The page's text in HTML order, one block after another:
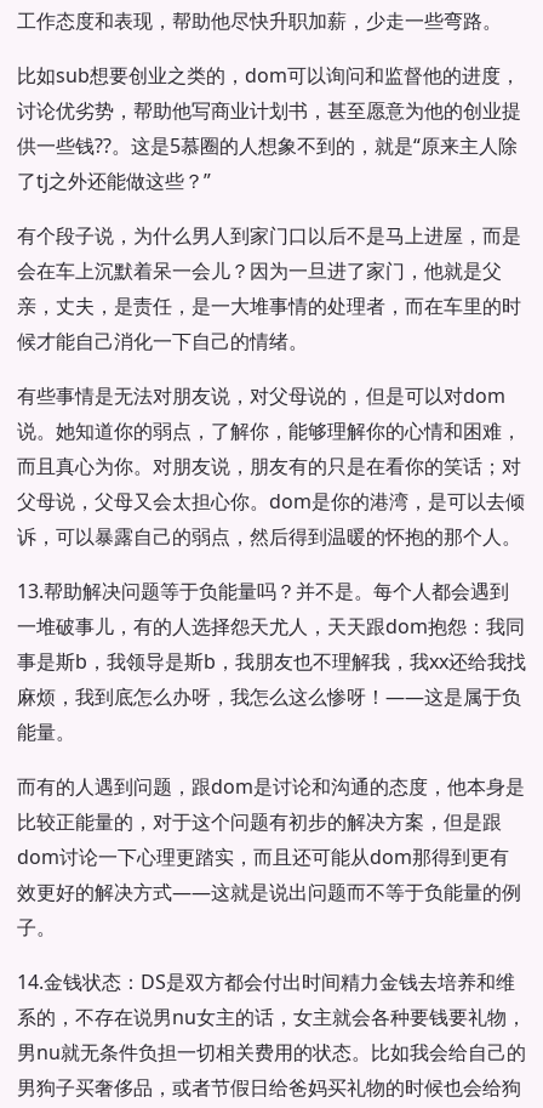
工作态度和表现，帮助他尽快升职加薪，少走一些弯路。
比如sub想要创业之类的，dom可以询问和监督他的进度，
讨论优劣势，帮助他写商业计划书，甚至愿意为他的创业提
供一些钱??。这是5慕圈的人想象不到的，就是“原来主人除
了tj之外还能做这些？”
有个段子说，为什么男人到家门口以后不是马上进屋，而是
会在车上沉默着呆一会儿？因为一旦进了家门，他就是父
亲，丈夫，是责任，是一大堆事情的处理者，而在车里的时
候才能自己消化一下自己的情绪。
有些事情是无法对朋友说，对父母说的，但是可以对dom
说。她知道你的弱点，了解你，能够理解你的心情和困难，
而且真心为你。对朋友说，朋友有的只是在看你的笑话；对
父母说，父母又会太担心你。dom是你的港湾，是可以去倾
诉，可以暴露自己的弱点，然后得到温暖的怀抱的那个人。
13.帮助解决问题等于负能量吗？并不是。每个人都会遇到
一堆破事儿，有的人选择怨天尤人，天天跟dom抱怨：我同
事是斯b，我领导是斯b，我朋友也不理解我，我xx还给我找
麻烦，我到底怎么办呀，我怎么这么惨呀！——这是属于负
能量。
而有的人遇到问题，跟dom是讨论和沟通的态度，他本身是
比较正能量的，对于这个问题有初步的解决方案，但是跟
dom讨论一下心理更踏实，而且还可能从dom那得到更有
效更好的解决方式——这就是说出问题而不等于负能量的例
子。
14.金钱状态：DS是双方都会付出时间精力金钱去培养和维
系的，不存在说男nu女主的话，女主就会各种要钱要礼物，
男nu就无条件负担一切相关费用的状态。比如我会给自己的
男狗子买奢侈品，或者节假日给爸妈买礼物的时候也会给狗